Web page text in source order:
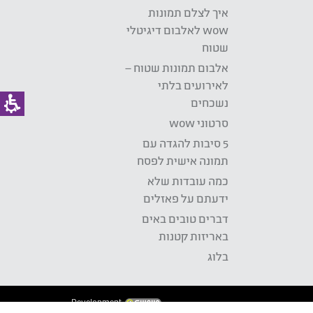
איך לצלם תמונות
wow לאלבום דיגיטלי
שטוח
אלבום תמונות שטוח –
לאירועים בלתי
נשכחים
סרטוני wow
5 סיבות להגדה עם
תמונה אישית לפסח
כמה עובדות שלא
ידעתם על פאזלים
דברים טובים באים
באריזות קטנות
בלוג
Development: